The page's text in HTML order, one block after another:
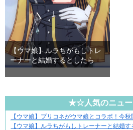
【ウマ娘】ルラちがもしトレ
ーナーと結婚するとしたら
★☆人気のニュ
結婚生活の「当たり前」が壊れる瞬間
【ウマ娘】プリコネがウマ娘とコラボ！今秋
【ウマ娘】ルラちがもしトレーナーと結婚す